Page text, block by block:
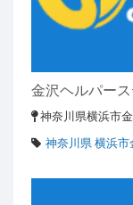
金沢ヘルパー
神奈川県横浜市
神奈川県 横浜市